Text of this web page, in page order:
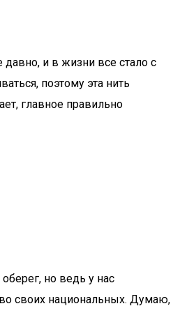
и в жизни все стало с
поэтому эта нить
главное правильно
но ведь у нас
своих национальных. Думаю,